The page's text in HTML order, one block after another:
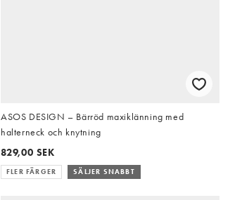
ASOS DESIGN – Bärröd maxiklänning med
halterneck och knytning
829,00 SEK
FLER FÄRGER SÄLJER SNABBT